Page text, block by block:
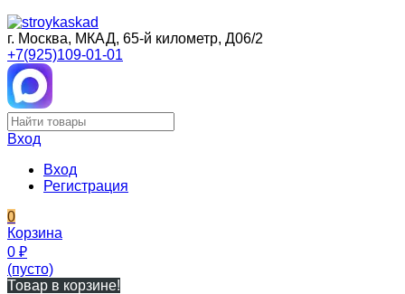
г. Москва, МКАД, 65-й километр, Д06/2
+7(925)109-01-01
Вход
Вход
Регистрация
0
Корзина
0 ₽
(пусто)
Товар в корзине!